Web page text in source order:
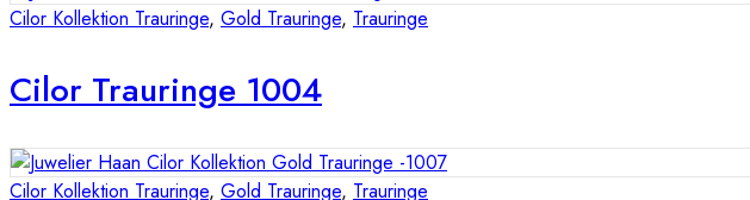
Cilor Kollektion Trauringe, Gold Trauringe, Trauringe
Cilor Trauringe 1004
Cilor Kollektion Trauringe, Gold Trauringe, Trauringe